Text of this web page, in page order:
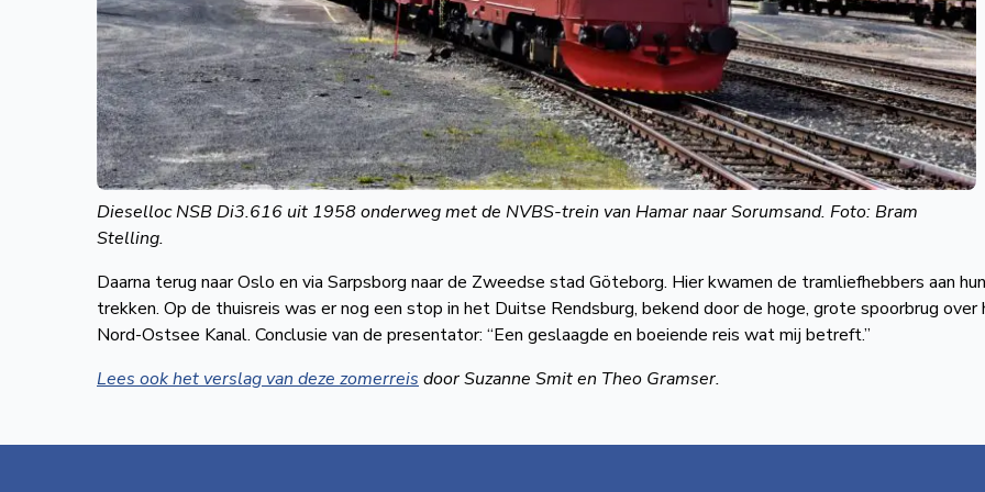
Dieselloc NSB Di3.616 uit 1958 onderweg met de NVBS-trein van Hamar naar Sorumsand. Foto: Bram
Stelling.
Daarna terug naar Oslo en via Sarpsborg naar de Zweedse stad Göteborg. Hier kwamen de tramliefhebbers aan hun
trekken. Op de thuisreis was er nog een stop in het Duitse Rendsburg, bekend door de hoge, grote spoorbrug over
Nord-Ostsee Kanal. Conclusie van de presentator: “Een geslaagde en boeiende reis wat mij betreft.”
Lees ook het verslag van deze zomerreis door Suzanne Smit en Theo Gramser.